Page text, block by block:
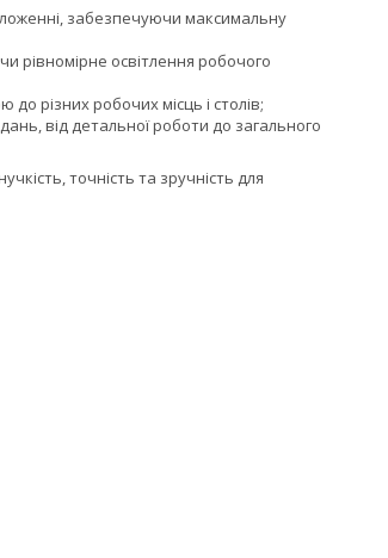
забезпечуючи максимальну
рівномірне освітлення робочого
різних робочих місць і столів;
від детальної роботи до загального
точність та зручність для